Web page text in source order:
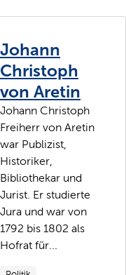
Johann
Christoph
von Aretin
Johann Christoph
Freiherr von Aretin
war Publizist,
Historiker,
Bibliothekar und
Jurist. Er studierte
Jura und war von
1792 bis 1802 als
Hofrat für...